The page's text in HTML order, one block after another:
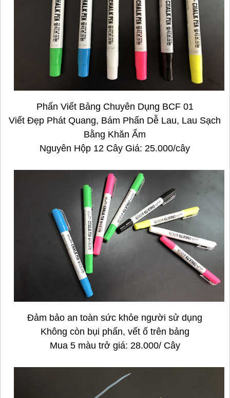
Phấn Viết Bảng Chuyên Dụng BCF 01
Viết Đẹp Phát Quang, Bám Phấn Dễ Lau, Lau Sạch
Bằng Khăn Ẩm
Nguyên Hộp 12 Cây Giá: 25.000/cây
Đảm bảo an toàn sức khỏe người sử dụng
Không còn bụi phấn, vết ố trên bảng
Mua 5 màu trở giá: 28.000/ Cây